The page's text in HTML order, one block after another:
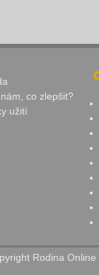
co zlepšit?
užití
Rodina